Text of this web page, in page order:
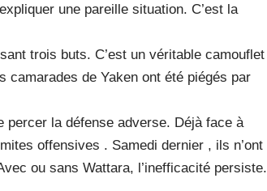
une pareille situation. C’est la
trois buts. C’est un véritable camouflet
de Yaken ont été piégés par
percer la défense adverse. Déjà face à
offensives . Samedi dernier , ils n’ont
ou sans Wattara, l’inefficacité persiste.